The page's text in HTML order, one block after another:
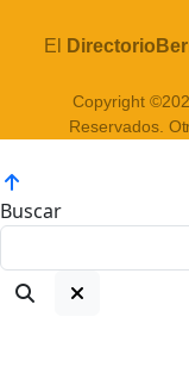
El
Copyright
Reservados.
Buscar